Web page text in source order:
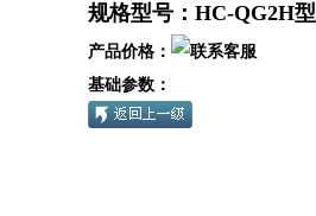
规格型号：HC-QG2H型
产品价格：
基础参数：